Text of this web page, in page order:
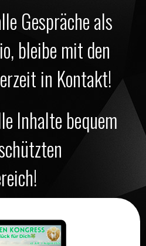
Gespräche als
bleibe mit den
in Kontakt!
Inhalte bequem